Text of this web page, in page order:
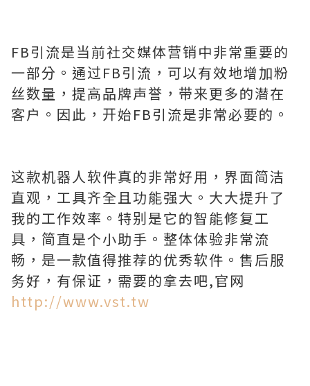
FB引流是当前社交媒体营销中非常重要的
一部分。通过FB引流，可以有效地增加粉
丝数量，提高品牌声誉，带来更多的潜在
客户。因此，开始FB引流是非常必要的。
这款机器人软件真的非常好用，界面简洁
直观，工具齐全且功能强大。大大提升了
我的工作效率。特别是它的智能修复工
具，简直是个小助手。整体体验非常流
畅，是一款值得推荐的优秀软件。售后服
务好，有保证，需要的拿去吧,官网
http://www.vst.tw